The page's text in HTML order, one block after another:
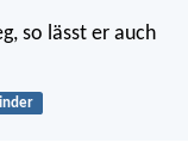
so lässt er auch